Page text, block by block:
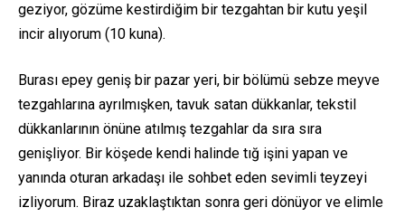
geziyor, gözüme kestirdiğim bir tezgahtan bir kutu yeşil
incir alıyorum (10 kuna).
Burası epey geniş bir pazar yeri, bir bölümü sebze meyve
tezgahlarına ayrılmışken, tavuk satan dükkanlar, tekstil
dükkanlarının önüne atılmış tezgahlar da sıra sıra
genişliyor. Bir köşede kendi halinde tığ işini yapan ve
yanında oturan arkadaşı ile sohbet eden sevimli teyzeyi
izliyorum. Biraz uzaklaştıktan sonra geri dönüyor ve elimle